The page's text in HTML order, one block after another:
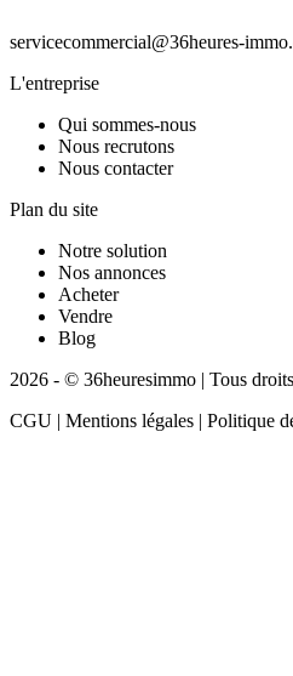
servicecommercial@36heures-
L'entreprise
Qui sommes-nous
Nous recrutons
Nous contacter
Plan du site
Notre solution
Nos annonces
Acheter
Vendre
Blog
2026 - © 36heuresimmo | Tous
CGU | Mentions légales | Politique